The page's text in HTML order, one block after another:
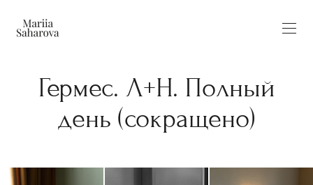
Гермес. Л+Н. Полный
день (сокращено)